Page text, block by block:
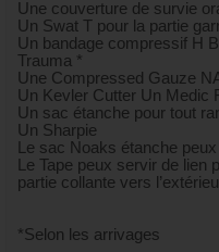
Une couverture de survie
Un Swat T pour la partie
Un bandage compressif H
Trauma *
Une Compressed Gauze
Un Kevler Cutter Un Medic
Un sac étanche pour tout
Un Sharpie
Le sac Noaks étanche
Le Tape peux servir de lien
partie collante vers
*Selon les arrivages